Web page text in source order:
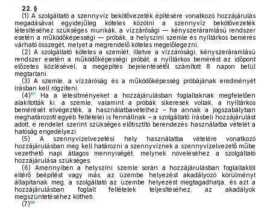
22. §
(1) A szolgáltató a szennyvíz bekötővezeték építésére vonatkozó hozzájárulás
megadásával egyidejűleg köteles közölni a szennyvíz bekötővezeték
létesítéséhez szükséges munkák, a vízzárósági — kényszeráramlású rendszer
esetén a működőképességi — próbák, a helyszíni szemle és nyíltárkos bemérés
várható összegét, melyet a megrendelő köteles megelőlegezni.
(2) A szolgáltató köteles a szemlét, illetve a vízzárósági, kényszeráramlású
rendszer esetén a működőképességi próbát, a nyíltárkos bemérést az időpont
előzetes közlésével, a megépítés bejelentésétől számított 8 napon belül
megtartani.
(3) A szemle, a vízzáróság és a működőképesség próbájának eredményét
írásban kell rögzíteni.
(4)87
Ha a létesítményeket a hozzájárulásban foglaltaknak megfelelően
alakították ki, a szemle, valamint a próbák sikeresek voltak, a nyíltárkos
bemérését elvégezték, a használatbavételhez – ha annak a jogszabályban
meghatározott egyéb feltételei is fennállnak – a szolgáltató írásbeli hozzájárulást
adott, e rendelet szerint szükséges előtisztító berendezés használatba vételét a
hatóság engedélyezi.
(5) A szennyvízelvezetési hely használatba vételére vonatkozó
hozzájárulásban meg kell határozni a szennyvíznek a szennyvízelvezető műbe
vezethető napi átlagos mennyiségét, melynek növeléséhez a szolgáltató
hozzájárulása szükséges.
(6) Amennyiben a helyszíni szemle során a hozzájárulásban foglaltaktól
eltérő beépítést vagy más, az üzembe helyezést akadályozó körülményt
állapítanak meg, a szolgáltató az üzembe helyezést megtagadhatja, és azt a
hozzájárulásban foglalt feltételek teljesítéséhez, az akadályok
megszüntetéséhez kötheti.
(7)88